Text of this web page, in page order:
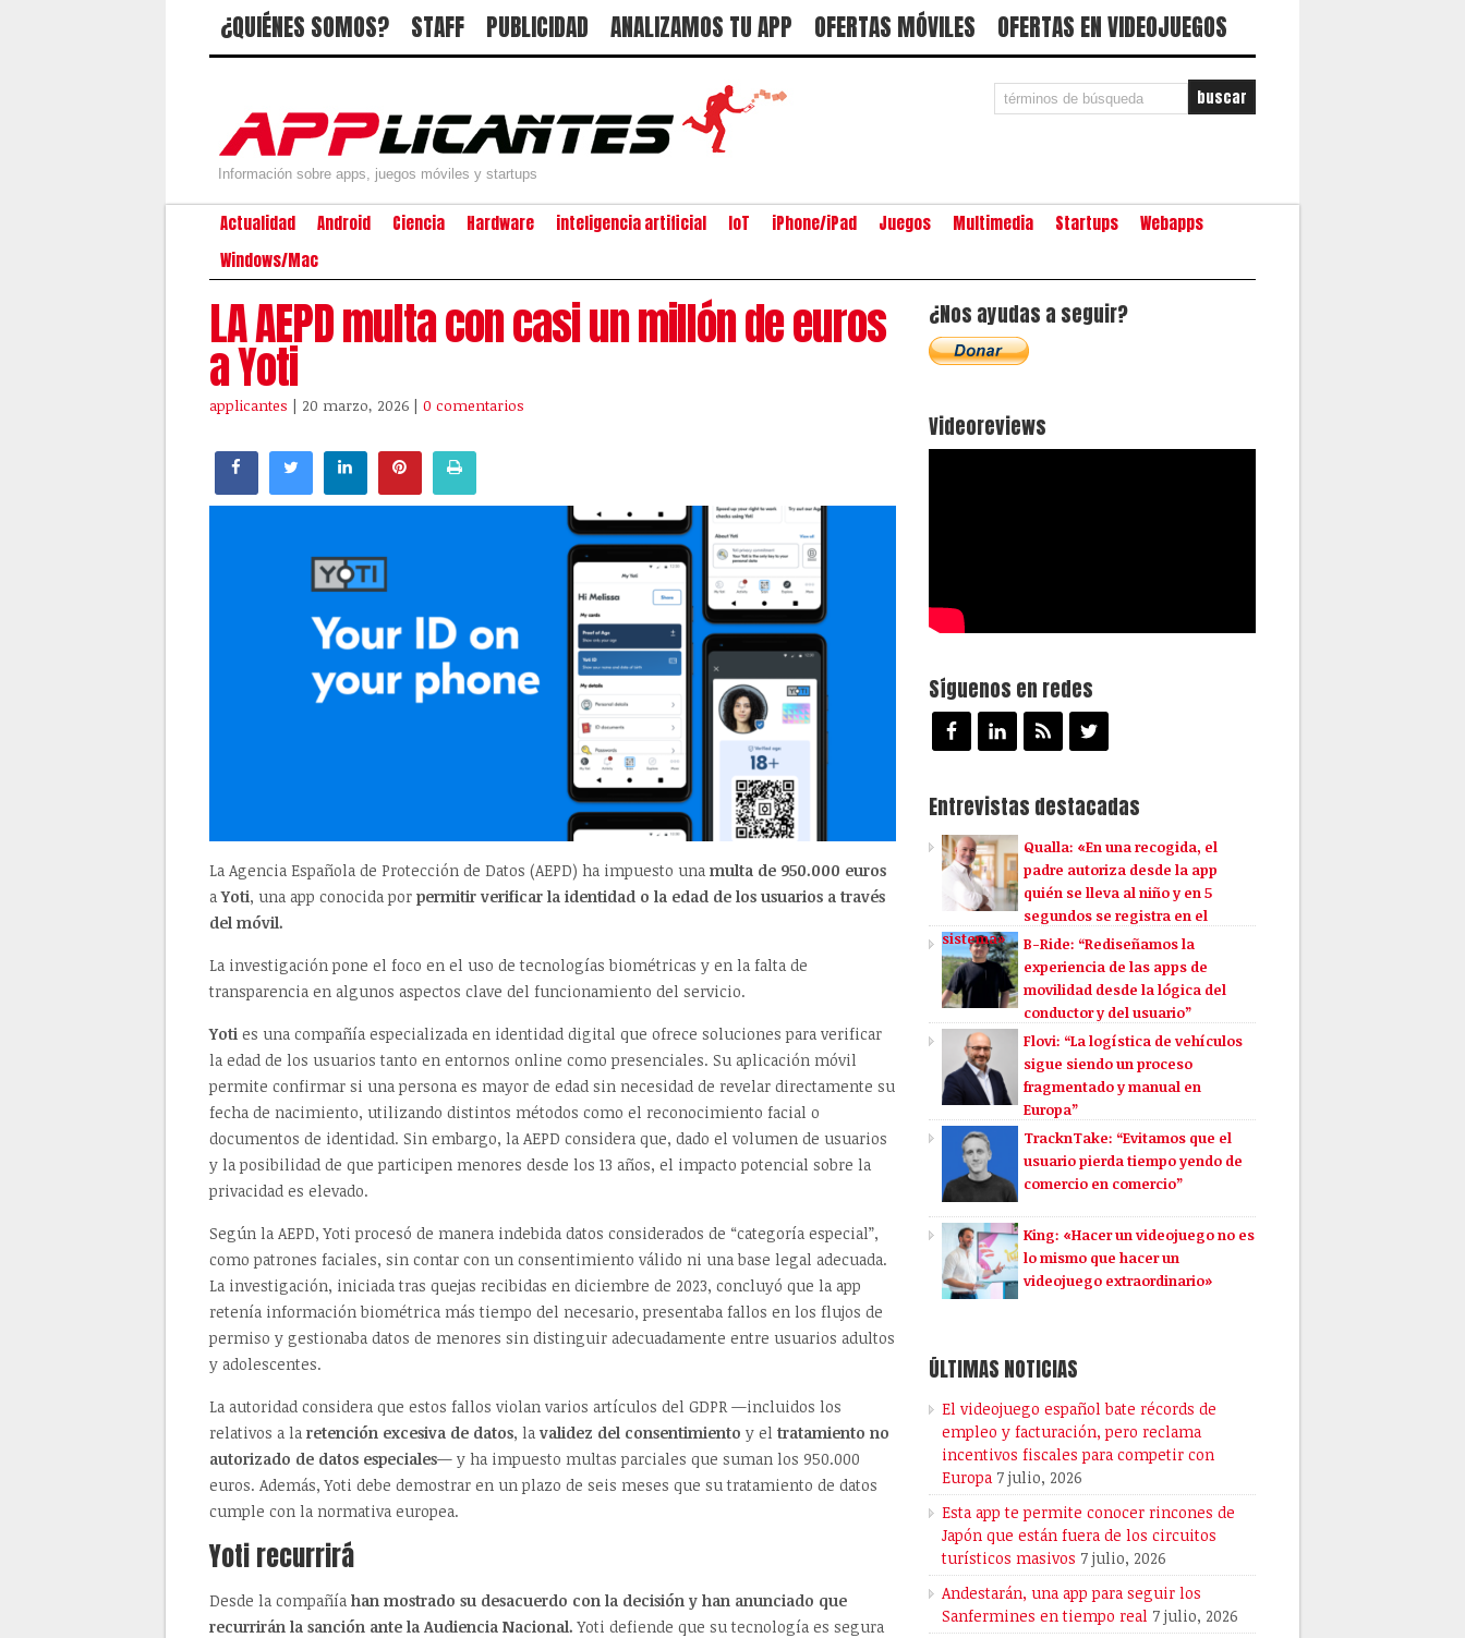
¿QUIÉNES SOMOS? STAFF PUBLICIDAD ANALIZAMOS TU APP OFERTAS MÓVILES OFERTAS EN VIDEOJUEGOS
Información sobre apps, juegos móviles y startups
Actualidad Android Ciencia Hardware inteligencia artificial IoT iPhone/iPad Juegos Multimedia Startups
Webapps
Windows/Mac
LA AEPD multa con casi un millón de euros
a Yoti
applicantes | 20 marzo, 2026 | 0 comentarios
La Agencia Española de Protección de Datos (AEPD) ha impuesto una multa de 950.000 euros
aYoti, una app conocida por permitir verificar la identidad o la edad de los usuarios a través
del móvil.
La investigación pone el foco en el uso de tecnologías biométricas y en la falta de
transparencia en algunos aspectos clave del funcionamiento del servicio.
Yoti es una compañía especializada en identidad digital que ofrece soluciones para verificar
la edad de los usuarios tanto en entornos online como presenciales. Su aplicación móvil
permite confirmar si una persona es mayor de edad sin necesidad de revelar directamente su
fecha de nacimiento, utilizando distintos métodos como el reconocimiento facial o
documentos de identidad. Sin embargo, la AEPD considera que, dado el volumen de usuarios
y la posibilidad de que participen menores desde los 13 años, el impacto potencial sobre la
privacidad es elevado.
Según la AEPD, Yoti procesó de manera indebida datos considerados de “categoría especial”,
como patrones faciales, sin contar con un consentimiento válido ni una base legal adecuada.
La investigación, iniciada tras quejas recibidas en diciembre de 2023, concluyó que la app
retenía información biométrica más tiempo del necesario, presentaba fallos en los flujos de
permiso y gestionaba datos de menores sin distinguir adecuadamente entre usuarios adultos
y adolescentes.
La autoridad considera que estos fallos violan varios artículos del GDPR —incluidos los
relativos a la retención excesiva de datos, la validez del consentimiento y el tratamiento no
autorizado de datos especiales— y ha impuesto multas parciales que suman los 950.000
euros. Además, Yoti debe demostrar en un plazo de seis meses que su tratamiento de datos
cumple con la normativa europea.
Yoti recurrirá
Desde la compañía han mostrado su desacuerdo con la decisión y han anunciado que
recurrirán la sanción ante la Audiencia Nacional. Yoti defiende que su tecnología es segura
¿Nos ayudas a seguir?
Videoreviews
Síguenos en redes
Entrevistas destacadas
Qualla: «En una recogida, el
padre autoriza desde la app
quién se lleva al niño y en 5
segundos se registra en el
sistema»
B-Ride: “Rediseñamos la
experiencia de las apps de
movilidad desde la lógica del
conductor y del usuario”
Flovi: “La logística de vehículos
sigue siendo un proceso
fragmentado y manual en
Europa”
TracknTake: “Evitamos que el
usuario pierda tiempo yendo de
comercio en comercio”
King: «Hacer un videojuego no es
lo mismo que hacer un
videojuego extraordinario»
ÚLTIMAS NOTICIAS
El videojuego español bate récords de
empleo y facturación, pero reclama
incentivos fiscales para competir con
Europa 7 julio, 2026
Esta app te permite conocer rincones de
Japón que están fuera de los circuitos
turísticos masivos 7 julio, 2026
Andestarán, una app para seguir los
Sanfermines en tiempo real 7 julio, 2026